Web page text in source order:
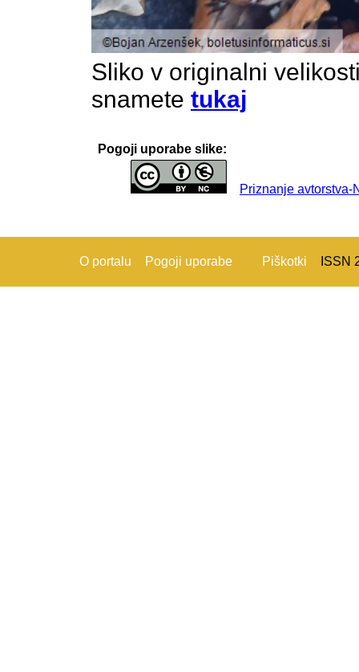
Sliko v originalni
snamete tukaj
Pogoji uporabe slike:
Priznanje avtorstva-
O portalu Pogoji uporabe Piškotki ISSN